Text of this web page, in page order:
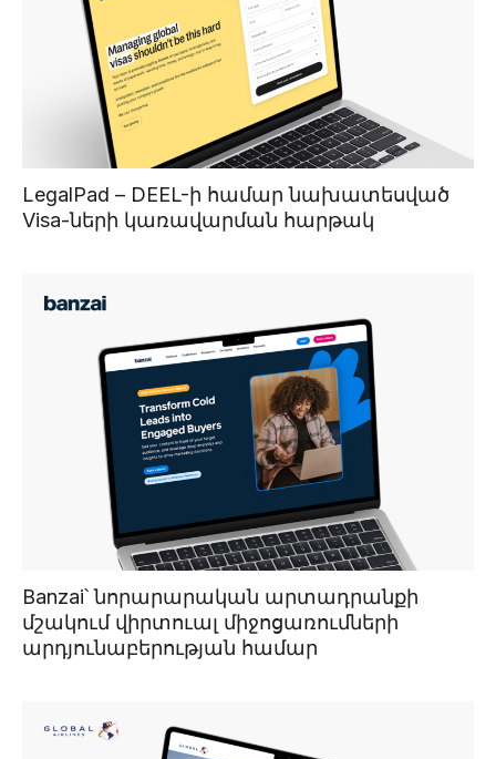
LegalPad – DEEL-ի համար նախատեսված
Visa-ների կառավարման հարթակ
Banzai՝ նորարարական արտադրանքի
մշակում վիրտուալ միջոցառումների
արդյունաբերության համար